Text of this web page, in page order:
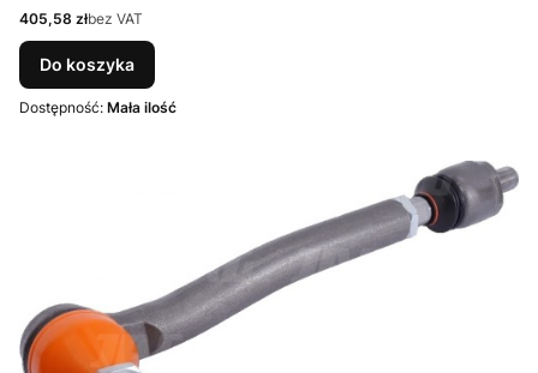
Cena
405,58 złbez VAT
Do koszyka
Dostępność: Mała ilość